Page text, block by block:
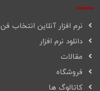
نرم افزار آنلاین انتخاب فن
دانلود نرم افزار
مقالات
فروشگاه
کاتالوگ ها